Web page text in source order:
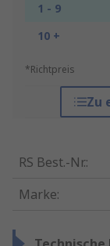
1 - 9
10 +
*Richtpreis
Zu
RS Best.-Nr.:
Marke: